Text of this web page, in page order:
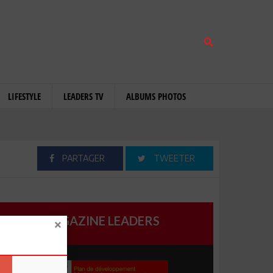
LIFESTYLE LEADERS TV ALBUMS PHOTOS
PARTAGER TWEETER
MAGAZINE LEADERS